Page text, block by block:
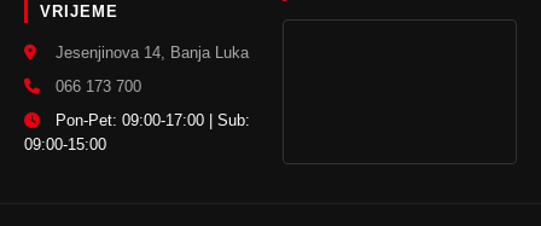
VRIJEME
Jesenjinova 14, Banja Luka
066 173 700
Pon-Pet: 09:00-17:00 | Sub:
09:00-15:00